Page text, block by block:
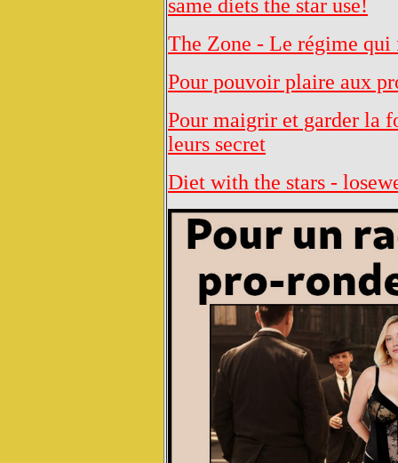
same diets the star use!
The Zone - Le régime
Pour pouvoir plaire aux
Pour maigrir et garder la
leurs secret
Diet with the stars -